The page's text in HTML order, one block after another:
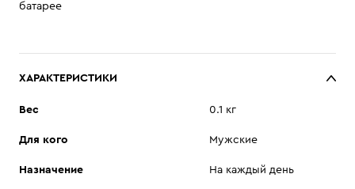
батарее
ХАРАКТЕРИСТИКИ
Вес 0.1 кг
Для кого Мужские
Назначение На каждый день